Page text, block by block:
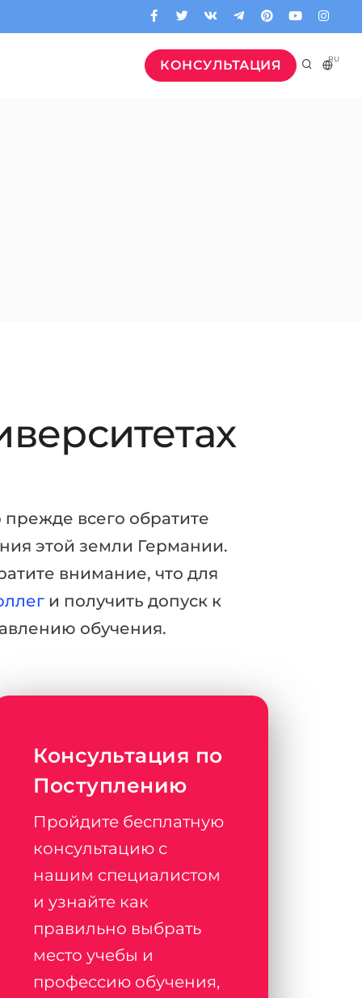
КОНСУЛЬТАЦИЯ RU
прежде всего обратите
этой земли Германии.
внимание, что для
и получить допуск к
обучения.
Консультация по
Поступлению
Пройдите бесплатную
консультацию с
нашим специалистом
и узнайте как
правильно выбрать
место учебы и
профессию обучения,